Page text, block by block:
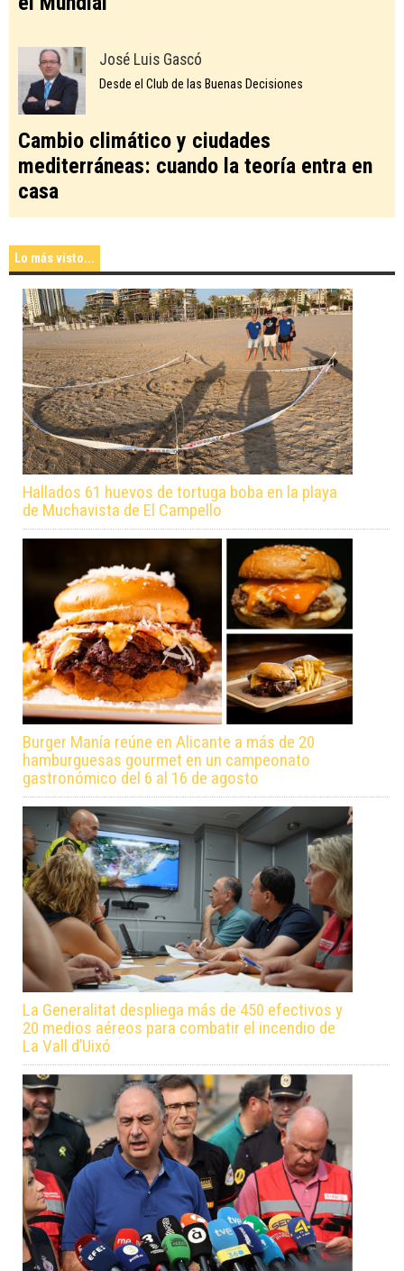
José Luis Gascó
Desde el Club de las Buenas Decisiones
Cambio climático y ciudades
mediterráneas: cuando la teoría entra en
casa
Lo más visto...
Hallados 61 huevos de tortuga boba en la playa
de Muchavista de El Campello
Burger Manía reúne en Alicante a más de 20
hamburguesas gourmet en un campeonato
gastronómico del 6 al 16 de agosto
La Generalitat despliega más de 450 efectivos y
20 medios aéreos para combatir el incendio de
La Vall d’Uixó